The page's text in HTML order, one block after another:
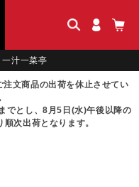
汁一菜亭
文商品の出荷を休止させてい
でとし、8月5日(水)午後以降の
次出荷となります。